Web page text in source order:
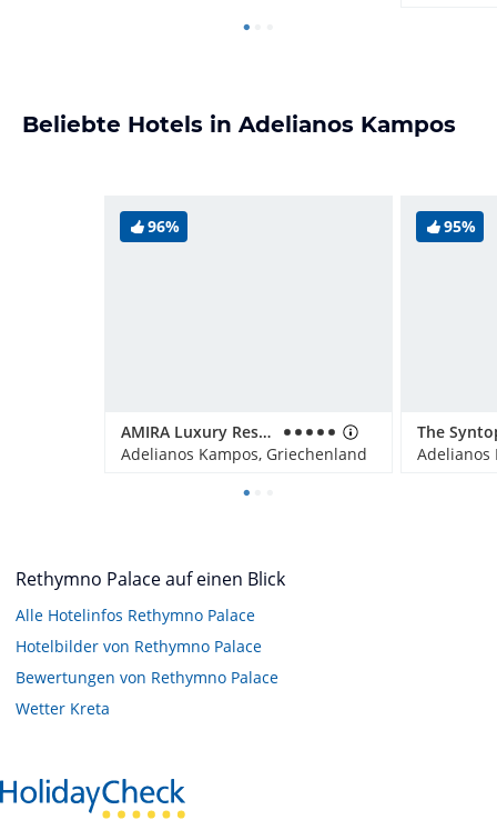
Beliebte Hotels in Adelianos Kampos
96%
AMIRA Luxury Resort Adults Only
Adelianos Kampos, Griechenland
95%
The
Adelianos
Rethymno Palace auf einen Blick
Alle Hotelinfos Rethymno Palace
Hotelbilder von Rethymno Palace
Bewertungen von Rethymno Palace
Wetter Kreta